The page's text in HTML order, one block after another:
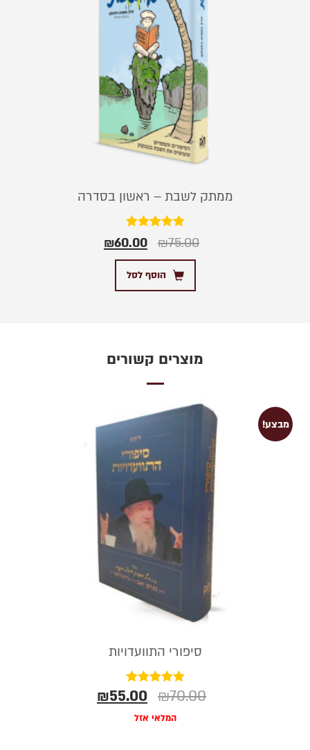
ממתק לשבת – ראשון בסדרה
דורג
5.00
מתוך 5
₪75.00
₪60.00
הוסף לסל
מוצרים קשורים
מבצע!
סיפורי התוועדויות
דורג
5.00
מתוך 5
₪70.00
₪55.00
המלאי אזל